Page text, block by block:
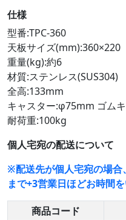
仕様
型番:TPC-360
天板サイズ(mm):360×220
重量(kg):約6
材質:ステンレス(SUS304)
全高:133mm
キャスター:φ75mm ゴム
耐荷重:100kg
個人宅宛の配送について
※配送先が個人宅宛の場合
まで+3営業日ほどお時間
商品コード